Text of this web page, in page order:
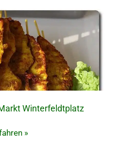
Winterfeldtplatz
»